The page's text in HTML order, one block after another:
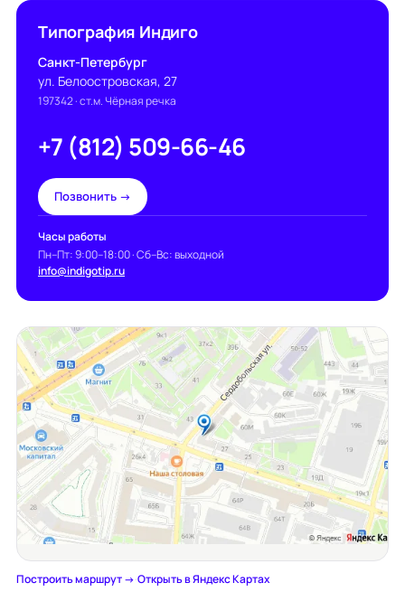
Типография Индиго
Санкт-Петербург
ул. Белоостровская, 27
197342· ст.м. Чёрная речка
+7 (812) 509-66-46
Позвонить →
Часы работы
Пн–Пт: 9:00–18:00 · Сб–Вс: выходной
info@indigotip.ru
Построить маршрут →·Открыть в Яндекс Картах